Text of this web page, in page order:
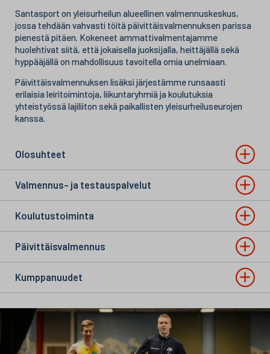
Santasport on yleisurheilun alueellinen valmennuskeskus,
jossa tehdään vahvasti töitä päivittäisvalmennuksen parissa
pienestä pitäen. Kokeneet ammattivalmentajamme
huolehtivat siitä, että jokaisella juoksijalla, heittäjällä sekä
hyppääjällä on mahdollisuus tavoitella omia unelmiaan.
Päivittäisvalmennuksen lisäksi järjestämme runsaasti
erilaisia leiritoimintoja, liikuntaryhmiä ja koulutuksia
yhteistyössä lajiliiton sekä paikallisten yleisurheiluseurojen
kanssa.
Olosuhteet
Valmennus- ja testauspalvelut
Koulutustoiminta
Päivittäisvalmennus
Kumppanuudet